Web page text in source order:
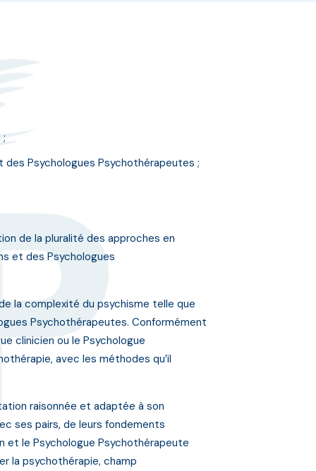
;
Psychologues Psychothérapeutes ;
de la pluralité des approches en
et des Psychologues
la complexité du psychisme telle que
Psychothérapeutes. Conformément
clinicien ou le Psychologue
avec les méthodes qu’il
raisonnée et adaptée à son
ses pairs, de leurs fondements
et le Psychologue Psychothérapeute
la psychothérapie, champ